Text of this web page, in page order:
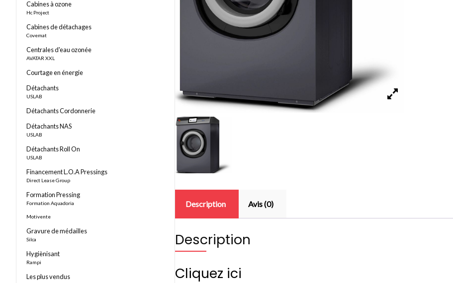
Description Avis (0)
Description
Cliquez ici
Cabines à ozone
Hc Project
Cabines de détachages
Covemat
Centrales d'eau ozonée
AVATAR XXL
Courtage en énergie
Détachants
USLAB
Détachants Cordonnerie
Détachants NAS
USLAB
Détachants Roll On
USLAB
Financement L.O.A Pressings
Direct Lease Group
Formation Pressing
Formation Aquadoria
Motivente
Gravure de médailles
Silca
Hygiènisant
Rampi
Les plus vendus